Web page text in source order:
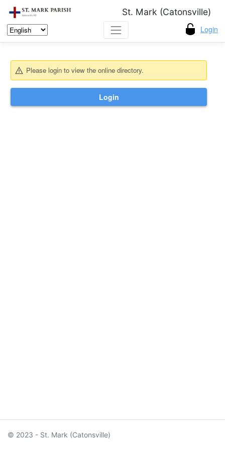
St. Mark (Catonsville)
© 2023 - St. Mark (Catonsville)